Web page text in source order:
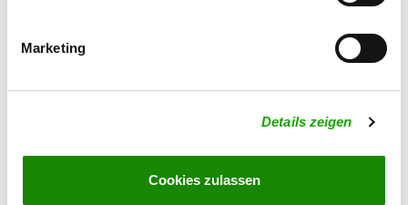
Marketing
Details zeigen
Cookies zulassen
Niederbardenberg